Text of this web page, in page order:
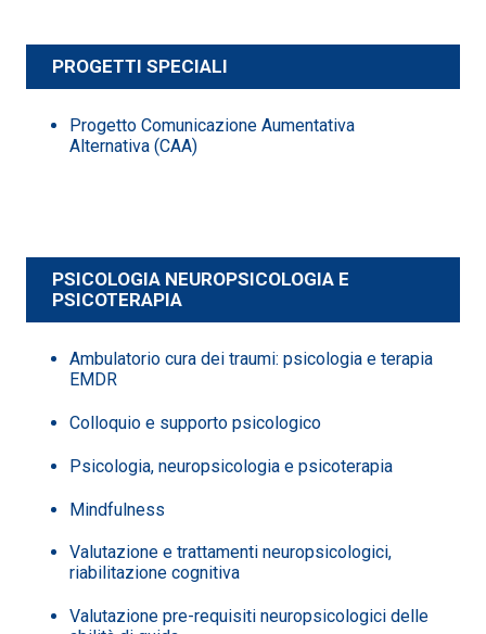
PROGETTI SPECIALI
Progetto Comunicazione Aumentativa
Alternativa (CAA)
PSICOLOGIA NEUROPSICOLOGIA E
PSICOTERAPIA
Ambulatorio cura dei traumi: psicologia e terapia
EMDR
Colloquio e supporto psicologico
Psicologia, neuropsicologia e psicoterapia
Mindfulness
Valutazione e trattamenti neuropsicologici,
riabilitazione cognitiva
Valutazione pre-requisiti neuropsicologici delle